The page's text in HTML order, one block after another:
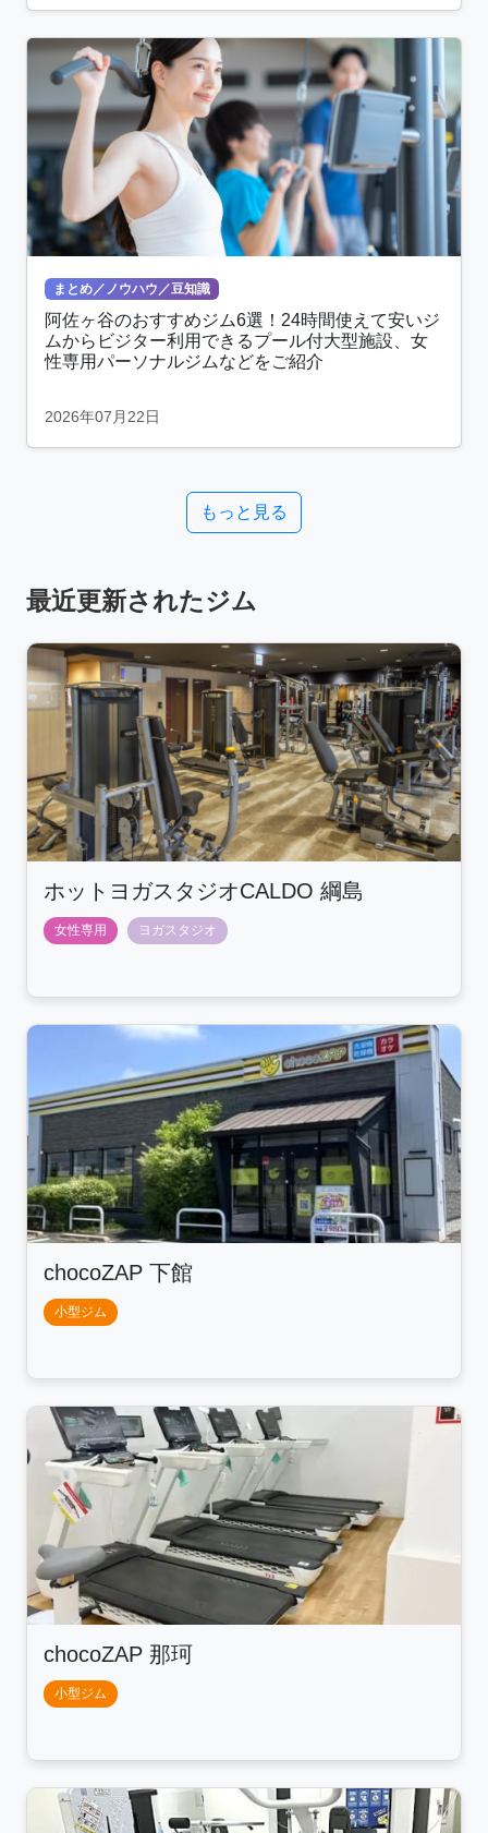
まとめ／ノウハウ／豆知識
阿佐ヶ谷のおすすめジム6選！24時間使えて安いジ
ムからビジター利用できるプール付大型施設、女
性専用パーソナルジムなどをご紹介
2026年07月22日
もっと見る
最近更新されたジム
ホットヨガスタジオCALDO 綱島
女性専用 ヨガスタジオ
chocoZAP 下館
小型ジム
chocoZAP 那珂
小型ジム